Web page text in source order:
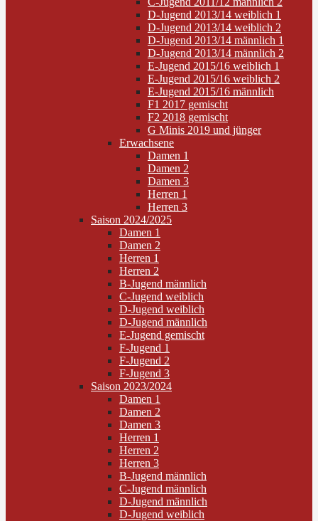
D-Jugend 2013/14 weiblich 1
D-Jugend 2013/14 weiblich 2
D-Jugend 2013/14 männlich 1
D-Jugend 2013/14 männlich 2
E-Jugend 2015/16 weiblich 1
E-Jugend 2015/16 weiblich 2
E-Jugend 2015/16 männlich
F1 2017 gemischt
F2 2018 gemischt
G Minis 2019 und jünger
Erwachsene
Damen 1
Damen 2
Damen 3
Herren 1
Herren 3
Saison 2024/2025
Damen 1
Damen 2
Herren 1
Herren 2
B-Jugend männlich
C-Jugend weiblich
D-Jugend weiblich
D-Jugend männlich
E-Jugend gemischt
F-Jugend 1
F-Jugend 2
F-Jugend 3
Saison 2023/2024
Damen 1
Damen 2
Damen 3
Herren 1
Herren 2
Herren 3
B-Jugend männlich
C-Jugend männlich
D-Jugend männlich
D-Jugend weiblich